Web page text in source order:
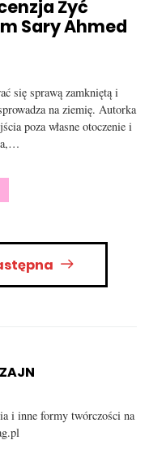
Żyć
Sary Ahmed
się sprawą zamkniętą i
na ziemię. Autorka
poza własne otoczenie i
i inne formy twórczości na